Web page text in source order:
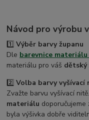
Návod pro výrobu
1️⃣Výběr barvy županu
Dle barevnice materiálu
materiálu pro váš dětský
2️⃣Volba barvy vyšívací
Zvažte barvu vyšívací
materiálu
byla výšivka dobře